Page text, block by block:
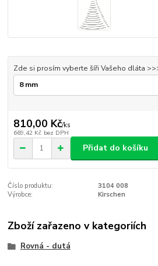
Zde si prosím vyberte šíři Vašeho dláta
810,00 Kč/ks
669,42 Kč bez DPH
Přidat do košíku
Číslo produktu:
3104 008
Výrobce:
Kirschen
Zboží zařazeno v kategoriích
Rovná - dutá